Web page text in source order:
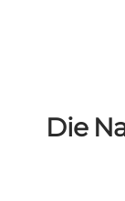
Die